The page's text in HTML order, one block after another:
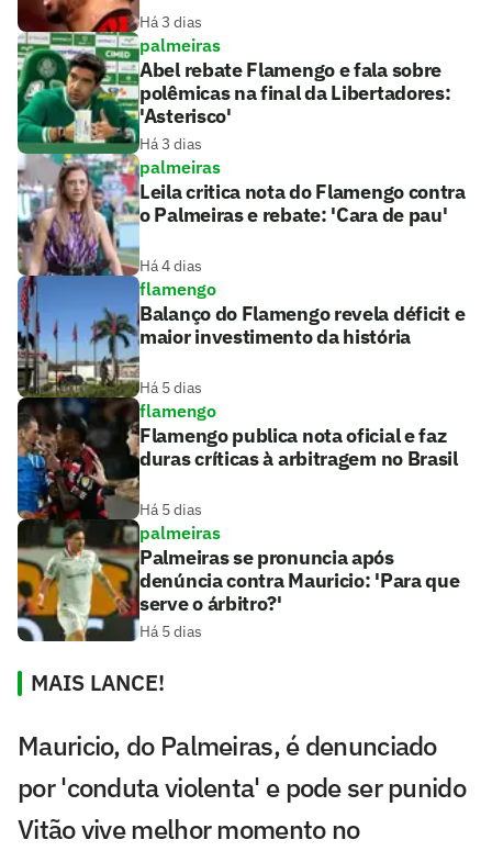
Há 3 dias
palmeiras
Abel rebate Flamengo e fala sobre
polêmicas na final da Libertadores:
'Asterisco'
Há 3 dias
palmeiras
Leila critica nota do Flamengo contra
o Palmeiras e rebate: 'Cara de pau'
Há 4 dias
flamengo
Balanço do Flamengo revela déficit e
maior investimento da história
Há 5 dias
flamengo
Flamengo publica nota oficial e faz
duras críticas à arbitragem no Brasil
Há 5 dias
palmeiras
Palmeiras se pronuncia após
denúncia contra Mauricio: 'Para que
serve o árbitro?'
Há 5 dias
MAIS LANCE!
Mauricio, do Palmeiras, é denunciado
por 'conduta violenta' e pode ser punido
Vitão vive melhor momento no